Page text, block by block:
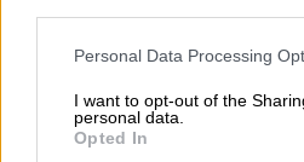
Please note that this website/app
not limited to your visit or usage
grant or deny consent to Google
use your data for below specified
Personal Data Processing
I want to opt-out of the
personal data.
Opted In
promote the Invictus
will take place in
England, next year.